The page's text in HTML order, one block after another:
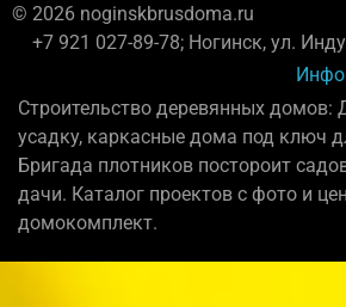
© 2026 noginskbrusdoma.ru
+7 921 027-89-78; Ногинск, ул.
Строительство деревянных
усадку, каркасные дома под ключ
Бригада плотников постороит
дачи. Каталог проектов с фото и
домокомплект.